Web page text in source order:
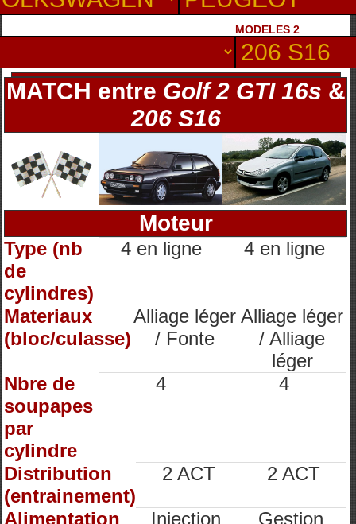
MODELES 2
MATCH entre Golf 2 GTI 16s &
206 S16
Moteur
Type (nb
de
cylindres)
4 en ligne 4 en ligne
Materiaux
(bloc/culasse)
Alliage léger
/ Fonte
Alliage léger
/ Alliage
léger
Nbre de
soupapes
par
cylindre
4 4
Distribution
(entrainement)
2 ACT 2 ACT
Alimentation
Injection
Gestion